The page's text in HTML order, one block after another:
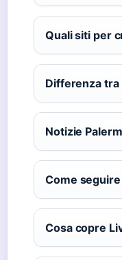
Quali siti per
Differenza tra
Notizie
Come
Cosa copre